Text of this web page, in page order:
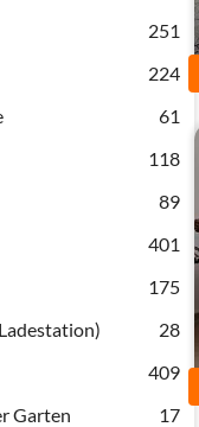
251
224
61
118
89
401
175
28
409
Garten
17